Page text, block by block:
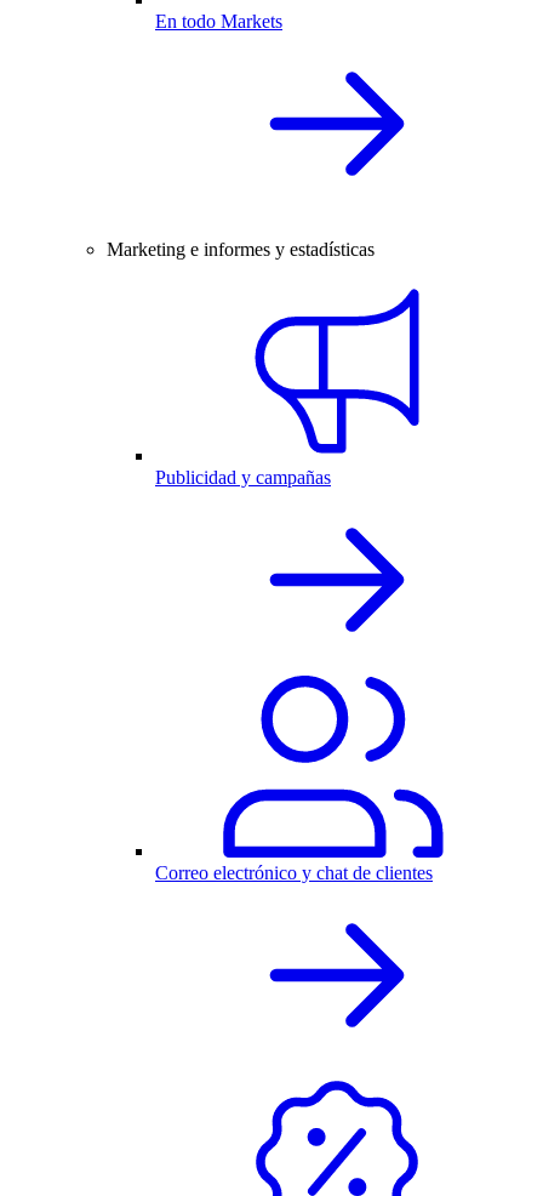
En todo Markets
Marketing e informes y estadísticas
Publicidad y campañas
Correo electrónico y chat de clientes